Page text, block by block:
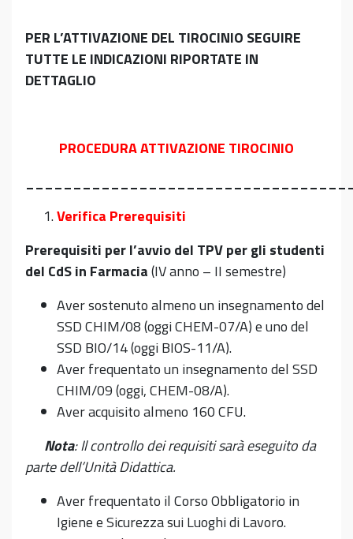
PER L’ATTIVAZIONE DEL TIROCINIO SEGUIRE
TUTTE LE INDICAZIONI RIPORTATE IN
DETTAGLIO
PROCEDURA ATTIVAZIONE TIROCINIO
Verifica Prerequisiti
Prerequisiti per l’avvio del TPV per gli studenti
del CdS in Farmacia(IV anno – II semestre)
Aver sostenuto almeno un insegnamento del
SSD CHIM/08 (oggi CHEM-07/A) e uno del
SSD BIO/14 (oggi BIOS-11/A).
Aver frequentato un insegnamento del SSD
CHIM/09 (oggi, CHEM-08/A).
Aver acquisito almeno 160 CFU.
Nota: Il controllo dei requisiti sarà eseguito da
parte dell’Unità Didattica.
Aver frequentato il Corso Obbligatorio in
Igiene e Sicurezza sui Luoghi di Lavoro.